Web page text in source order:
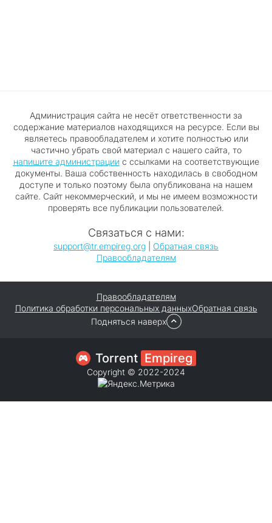
Администрация сайта не несёт ответственности за
содержание материалов находящихся на ресурсе. Если вы
являетесь правообладателем и хотите полностью или
частично убрать свой материал с нашего сайта, то
напишите администрациис ссылками на соответствующие
документы. Ваша собственность находилась в свободном
доступе и только поэтому была опубликована на нашем
сайте. Сайт некоммерческий, и мы не имеем возможности
проверять все публикации пользователей.
Связаться с нами:
support@tr.empireg.org
Обратная связь
Правообладателям
Правообладателям
Политика обработки персональных данныхОбратная связь
Подняться наверх
Torrent Empireg
Copyright © 2022-2024